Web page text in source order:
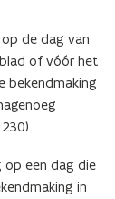
de dag van
of vóór het
bekendmaking
op een dag die
in